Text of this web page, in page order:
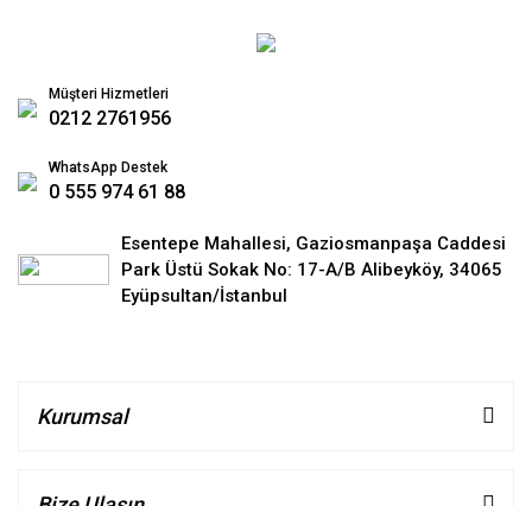
Müşteri Hizmetleri
0212 2761956
WhatsApp Destek
0 555 974 61 88
Esentepe Mahallesi, Gaziosmanpaşa Caddesi
Park Üstü Sokak No: 17-A/B Alibeyköy, 34065
Eyüpsultan/İstanbul
Kurumsal